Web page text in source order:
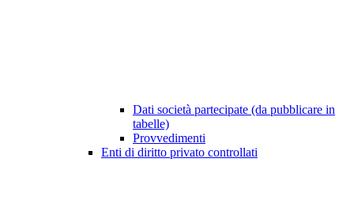
Dati società partecipate (da pubblicare in
tabelle)
Provvedimenti
Enti di diritto privato controllati